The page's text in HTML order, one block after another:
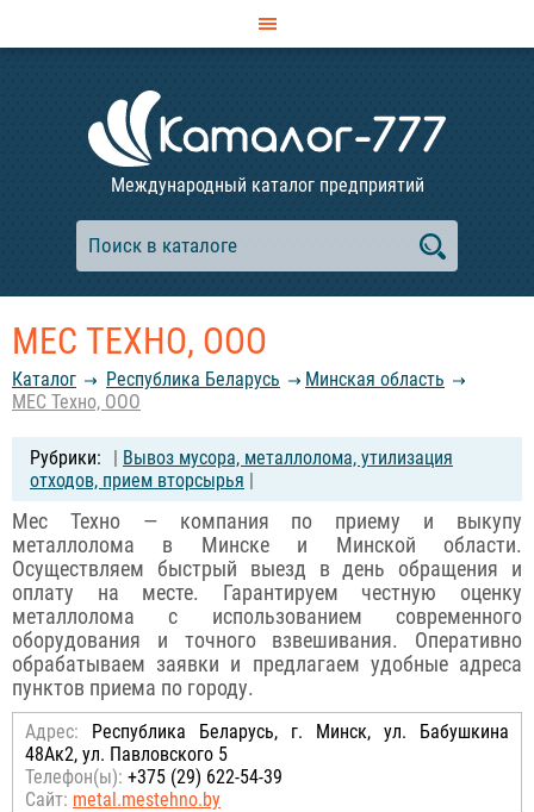
Международный каталог предприятий
МЕС ТЕХНО, ООО
Каталог Республика Беларусь
Минская область
МЕС Техно, ООО
| Вывоз мусора, металлолома, утилизация
отходов, прием вторсырья |
Мес Техно — компания по приему и выкупу
металлолома в Минске и Минской области.
Осуществляем быстрый выезд в день обращения и
оплату на месте. Гарантируем честную оценку
металлолома с использованием современного
оборудования и точного взвешивания. Оперативно
обрабатываем заявки и предлагаем удобные адреса
пунктов приема по городу.
Адрес: Республика Беларусь, г. Минск, ул. Бабушкина
48Ак2, ул. Павловского 5
Телефон(ы): +375 (29) 622-54-39
Сайт: metal.mestehno.by